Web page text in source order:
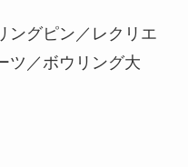
ングピン／レクリエ
ツ／ボウリング大